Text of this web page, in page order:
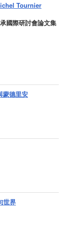
Tournier
國際研討會論文集
蒙德里安
世界